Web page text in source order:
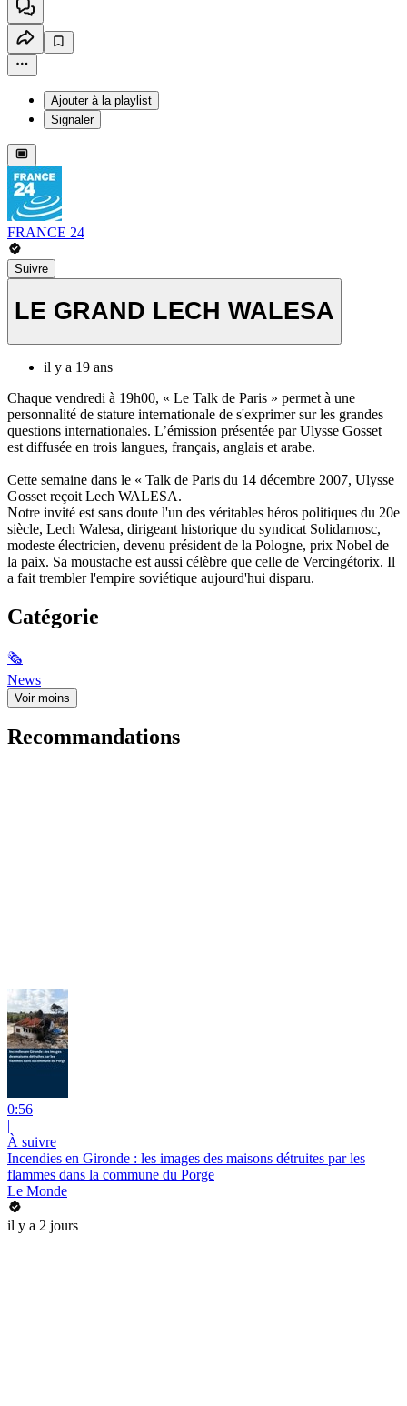
Ajouter à la playlist
Signaler
FRANCE 24
Suivre
LE GRAND LECH WALESA
il y a 19 ans
Chaque vendredi à 19h00, « Le Talk de Paris » permet à une
personnalité de stature internationale de s'exprimer sur les grandes
questions internationales. L’émission présentée par Ulysse Gosset
est diffusée en trois langues, français, anglais et arabe.
Cette semaine dans le « Talk de Paris du 14 décembre 2007, Ulysse
Gosset reçoit Lech WALESA.
Notre invité est sans doute l'un des véritables héros politiques du 20e
siècle, Lech Walesa, dirigeant historique du syndicat Solidarnosc,
modeste électricien, devenu président de la Pologne, prix Nobel de
la paix. Sa moustache est aussi célèbre que celle de Vercingétorix. Il
a fait trembler l'empire soviétique aujourd'hui disparu.
Catégorie
🗞
News
Voir moins
Recommandations
0:56
|
À suivre
Incendies en Gironde : les images des maisons détruites par les
flammes dans la commune du Porge
Le Monde
il y a 2 jours